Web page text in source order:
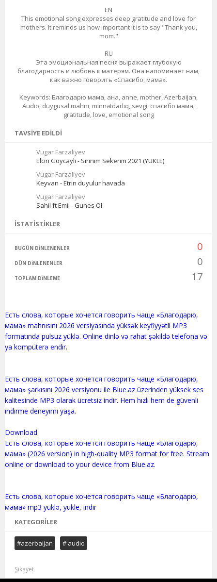
EN
This emotional song expresses deep gratitude and love for
mothers. It reminds us how important it is to say "Thank you,
mom."
RU
Эта эмоциональная песня выражает глубокую
благодарность и любовь к матерям. Она напоминает нам,
как важно говорить «Спасибо, мама».
Keywords: Благодарю мама, ана, anne, mother, Azerbaijan,
Audio, duygusal mahnı, minnətdarlıq, sevgi, спасибо мама,
gratitude, love, emotional song
TAVSIYE EDILDI
Vugar Farzaliyev
Elcin Goycayli - Sirinim Sekerim 2021 (YUKLE)
Vugar Farzaliyev
Keyvan - Etrin duyulur havada
Vugar Farzaliyev
Sahil ft Emil - Gunes Ol
İSTATISTIKLER
BUGÜN DINLENENLER 0
DÜN DINLENENLER 0
TOPLAM DINLEME 17
Есть слова, которые хочется говорить чаще «Благодарю,
мама» mahnısını 2026 versiyasında yüksək keyfiyyətli MP3
formatında pulsuz yüklə. Online dinlə və rahat şəkildə telefona və
ya kompüterə endir.
Есть слова, которые хочется говорить чаще «Благодарю,
мама» şarkısını 2026 versiyonu ile Blue.az üzerinden yüksek ses
kalitesinde MP3 olarak ücretsiz indir. Hem hızlı hem de güvenli
indirme deneyimi yaşa.
Download
Есть слова, которые хочется говорить чаще «Благодарю,
мама» (2026 version) in high-quality MP3 format for free. Stream
online or download to your device from Blue.az.
Есть слова, которые хочется говорить чаще «Благодарю,
KATEGORILER
#azerbaijan # audio
Şikayet